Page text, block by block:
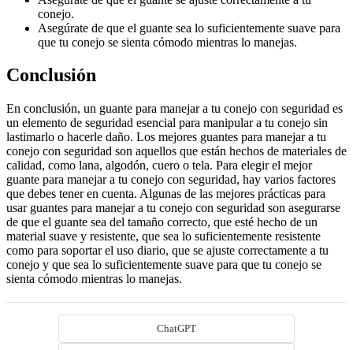
conejo.
Asegúrate de que el guante sea lo suficientemente suave para
que tu conejo se sienta cómodo mientras lo manejas.
Conclusión
En conclusión, un guante para manejar a tu conejo con seguridad es
un elemento de seguridad esencial para manipular a tu conejo sin
lastimarlo o hacerle daño. Los mejores guantes para manejar a tu
conejo con seguridad son aquellos que están hechos de materiales de
calidad, como lana, algodón, cuero o tela. Para elegir el mejor
guante para manejar a tu conejo con seguridad, hay varios factores
que debes tener en cuenta. Algunas de las mejores prácticas para
usar guantes para manejar a tu conejo con seguridad son asegurarse
de que el guante sea del tamaño correcto, que esté hecho de un
material suave y resistente, que sea lo suficientemente resistente
como para soportar el uso diario, que se ajuste correctamente a tu
conejo y que sea lo suficientemente suave para que tu conejo se
sienta cómodo mientras lo manejas.
ChatGPT